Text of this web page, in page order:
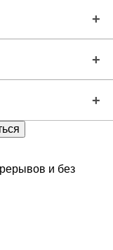
и без